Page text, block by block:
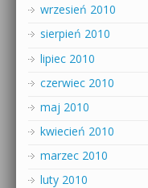
wrzesień 2010
sierpień 2010
lipiec 2010
czerwiec 2010
maj 2010
kwiecień 2010
marzec 2010
luty 2010